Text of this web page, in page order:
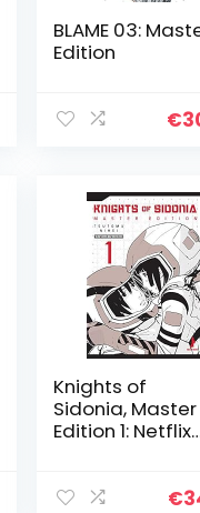
BLAME 03:
Edition
€
Knights of
Sidonia, Master
Edition 1: Netflix
€